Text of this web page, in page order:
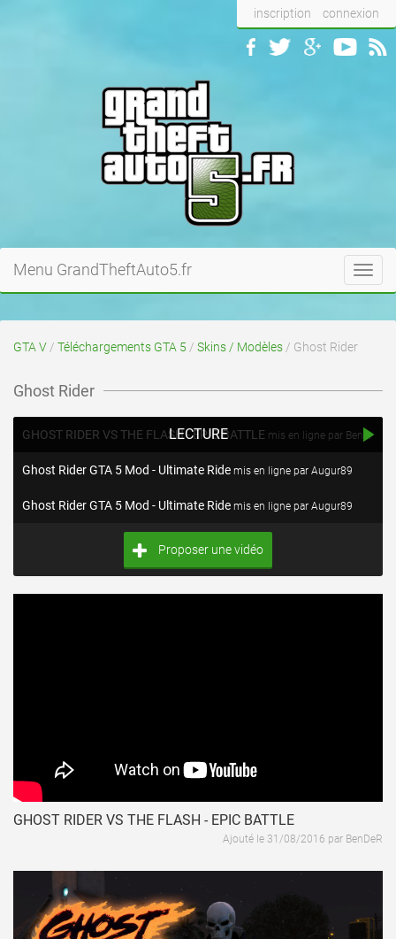
inscription connexion
Menu GrandTheftAuto5.fr
GTA V / Téléchargements GTA 5 / Skins / Modèles / Ghost Rider
Ghost Rider
GHOST RIDER VS THE FLASH - EPIC BATTLE mis en ligne par BenDeR
LECTURE
Ghost Rider GTA 5 Mod - Ultimate Ride mis en ligne par Augur89
Ghost Rider GTA 5 Mod - Ultimate Ride mis en ligne par Augur89
Proposer une vidéo
GHOST RIDER VS THE FLASH - EPIC BATTLE
Ajouté le 31/08/2016 par BenDeR